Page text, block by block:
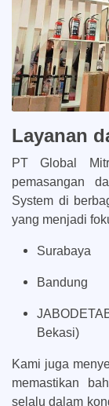
Layanan
PT Global
pemasangan
System di
yang menjadi
Surabaya
Bandung
Bekasi)
Kami juga
memastikan
selalu dalam